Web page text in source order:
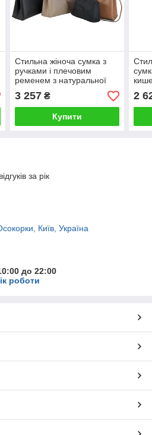
Стильна жіноча сумка з
ручками і плечовим
ременем з натуральної
шкіри 36×26×15 см
3 257₴
Купити
2
за рік
Київ, Україна
до 22:00
роботи